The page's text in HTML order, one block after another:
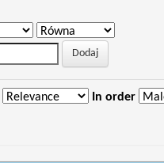
In order